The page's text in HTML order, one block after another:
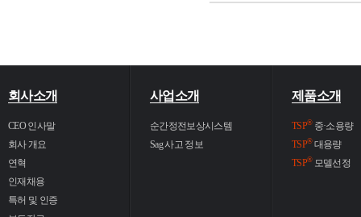
회사소개
CEO 인사말
회사 개요
연혁
인재채용
특허 및 인증
사업소개
순간정전보상시스템
Sag 사고 정보
제품소개
TSP®중·소용량
TSP®대용량
TSP®모델선정